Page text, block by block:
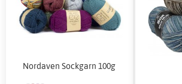
Nordaven Sockgarn 100g